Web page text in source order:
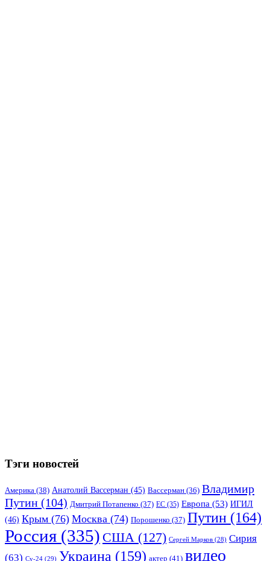
Тэги новостей
Америка (38) Анатолий Вассерман (45) Вассерман (36) Владимир
Путин (104) Дмитрий Потапенко (37) ЕС (35) Европа (53) ИГИЛ
(46) Крым (76) Москва (74) Порошенко (37) Путин (164)
Россия (335) США (127) Сергей Марков (28) Сирия
(63) Су-24 (29) Украина (159) актер (41) видео